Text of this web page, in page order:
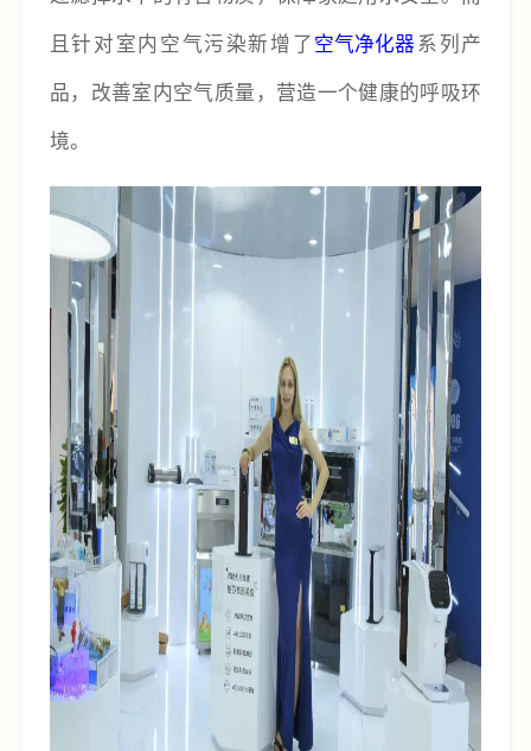
且针对室内空气污染新增了空气净化器系列产
品，改善室内空气质量，营造一个健康的呼吸环
境。